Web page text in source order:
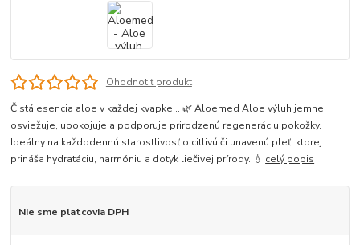
Ohodnotiť produkt
Čistá esencia aloe v každej kvapke… 🌿 Aloemed Aloe výluh jemne
osviežuje, upokojuje a podporuje prirodzenú regeneráciu pokožky.
Ideálny na každodennú starostlivosť o citlivú či unavenú pleť, ktorej
prináša hydratáciu, harmóniu a dotyk liečivej prírody. 💧 celý popis
Nie sme platcovia DPH